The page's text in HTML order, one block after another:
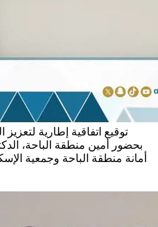
توقيع اتفاقية إطارية
بحضور أمين منطقة الباحة،
أمانة منطقة الباحة وجمعية